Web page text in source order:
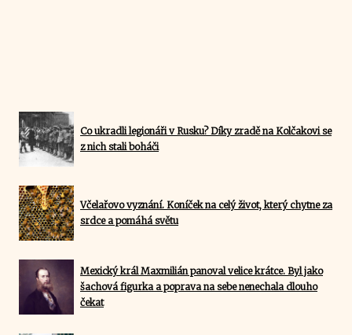
Co ukradli legionáři v Rusku? Díky zradě na Kolčakovi se
z nich stali boháči
Včelařovo vyznání. Koníček na celý život, který chytne za
srdce a pomáhá světu
Mexický král Maxmilián panoval velice krátce. Byl jako
šachová figurka a poprava na sebe nenechala dlouho
čekat